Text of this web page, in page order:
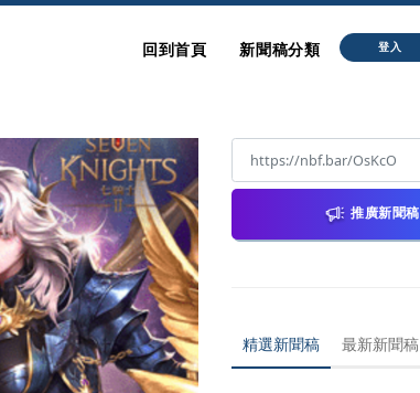
回到首頁 新聞稿分類 登入
推廣新聞稿
精選新聞稿 最新新聞稿